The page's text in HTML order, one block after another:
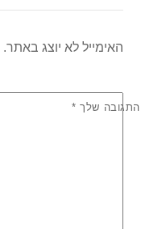
האימייל לא יוצג באתר.
התגובה שלך *